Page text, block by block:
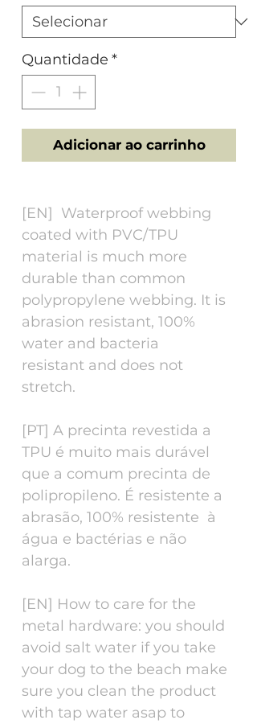
Quantidade *
Adicionar ao carrinho
[EN] Waterproof webbing
coated with PVC/TPU
material is much more
durable than common
polypropylene webbing. It is
abrasion resistant, 100%
water and bacteria
resistant and does not
stretch.
[PT] A precinta revestida a
TPU é muito mais durável
que a comum precinta de
polipropileno. É resistente a
abrasão, 100% resistente à
água e bactérias e não
alarga.
[EN] How to care for the
metal hardware: you should
avoid salt water if you take
your dog to the beach make
sure you clean the product
with tap water asap to